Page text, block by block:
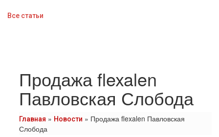
Все статьи
Продажа flexalen
Павловская Слобода
Главная » Новости » Продажа flexalen Павловская
Слобода